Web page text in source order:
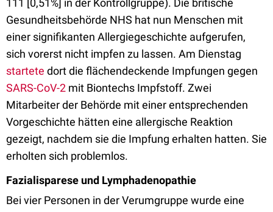
111 [0,51%] in der Kontrollgruppe). Die britische
Gesundheitsbehörde NHS hat nun Menschen mit
einer signifikanten Allergiegeschichte aufgerufen,
sich vorerst nicht impfen zu lassen. Am Dienstag
startete dort die flächendeckende Impfungen gegen
SARS-CoV-2 mit Biontechs Impfstoff. Zwei
Mitarbeiter der Behörde mit einer entsprechenden
Vorgeschichte hätten eine allergische Reaktion
gezeigt, nachdem sie die Impfung erhalten hatten. Sie
erholten sich problemlos.
Fazialisparese und Lymphadenopathie
Bei vier Personen in der Verumgruppe wurde eine